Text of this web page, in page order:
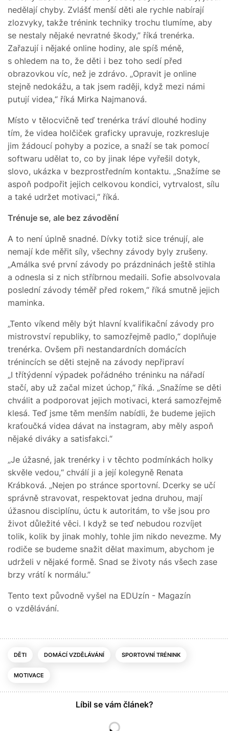
nedělají chyby. Zvlášť menší děti ale rychle nabírají
zlozvyky, takže trénink techniky trochu tlumíme, aby
se nestaly nějaké nevratné škody,” říká trenérka.
Zařazují i nějaké online hodiny, ale spíš méně,
s ohledem na to, že děti i bez toho sedí před
obrazovkou víc, než je zdrávo. „Opravit je online
stejně nedokážu, a tak jsem raději, když mezi námi
putují videa,“ říká Mirka Najmanová.
Místo v tělocvičně teď trenérka tráví dlouhé hodiny
tím, že videa holčiček graficky upravuje, rozkresluje
jim žádoucí pohyby a pozice, a snaží se tak pomocí
softwaru udělat to, co by jinak lépe vyřešil dotyk,
slovo, ukázka v bezprostředním kontaktu. „Snažíme se
aspoň podpořit jejich celkovou kondici, vytrvalost, sílu
a také udržet motivaci,“ říká.
Trénuje se, ale bez závodění
A to není úplně snadné. Dívky totiž sice trénují, ale
nemají kde měřit síly, všechny závody byly zrušeny.
„Amálka své první závody po prázdninách ještě stihla
a odnesla si z nich stříbrnou medaili. Sofie absolvovala
poslední závody téměř před rokem,“ říká smutně jejich
maminka.
„Tento víkend měly být hlavní kvalifikační závody pro
mistrovství republiky, to samozřejmě padlo,“ doplňuje
trenérka. Ovšem při nestandardních domácích
trénincích se děti stejně na závody nepřipraví
„I třítýdenní výpadek pořádného tréninku na nářadí
stačí, aby už začal mizet úchop,“ říká. „Snažíme se děti
chválit a podporovat jejich motivaci, která samozřejmě
klesá. Teď jsme těm menším nabídli, že budeme jejich
kraťoučká videa dávat na instagram, aby měly aspoň
nějaké diváky a satisfakci.“
„Je úžasné, jak trenérky i v těchto podmínkách holky
skvěle vedou,“ chválí ji a její kolegyně Renata
Krábková. „Nejen po stránce sportovní. Dcerky se učí
správně stravovat, respektovat jedna druhou, mají
úžasnou disciplínu, úctu k autoritám, to vše jsou pro
život důležité věci. I když se teď nebudou rozvíjet
tolik, kolik by jinak mohly, tohle jim nikdo nevezme. My
rodiče se budeme snažit dělat maximum, abychom je
udrželi v nějaké formě. Snad se životy nás všech zase
brzy vrátí k normálu.”
Tento text původně vyšel na EDUzín - Magazín
o vzdělávání.
DĚTI DOMÁCÍ VZDĚLÁVÁNÍ SPORTOVNÍ TRÉNINK
MOTIVACE
Líbil se vám článek?